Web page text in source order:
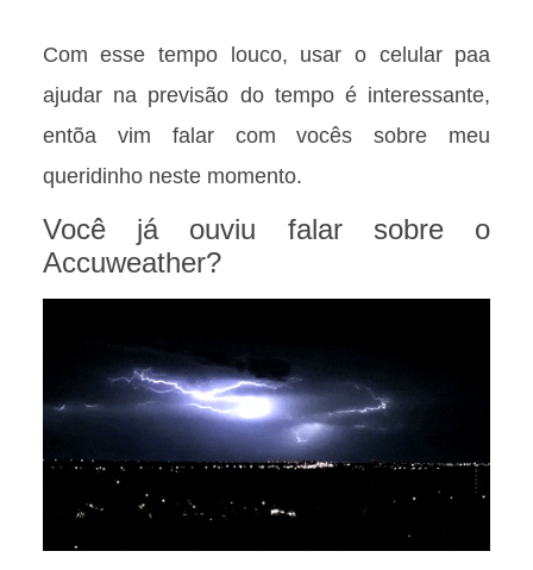
Com esse tempo louco, usar o celular paa
ajudar na previsão do tempo é interessante,
entõa vim falar com vocês sobre meu
queridinho neste momento.
Você já ouviu falar sobre o
Accuweather?